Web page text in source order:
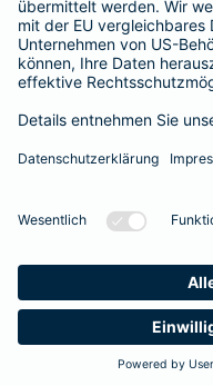
Datenschutz Impressum